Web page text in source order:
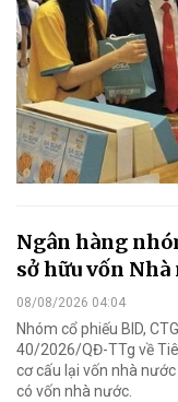
Ngân hàng
sở hữu vốn Nhà
08/08/2026 04:04
Nhóm cổ phiếu BID,
40/2026/QĐ-TTg về
cơ cấu lại vốn nhà
có vốn nhà nước.